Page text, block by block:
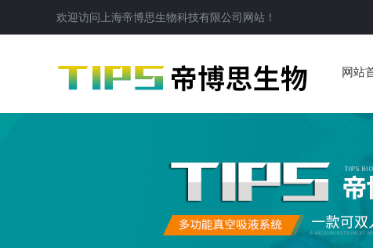
欢迎访问 上海帝博思生物科技有限公司 网站！
网站